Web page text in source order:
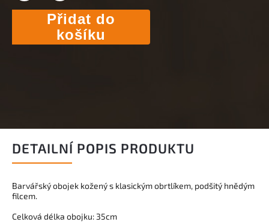
Přidat do
košíku
DETAILNÍ POPIS PRODUKTU
Barvářský obojek kožený s klasickým obrtlíkem, podšitý hnědým
filcem.
Celková délka obojku: 35cm